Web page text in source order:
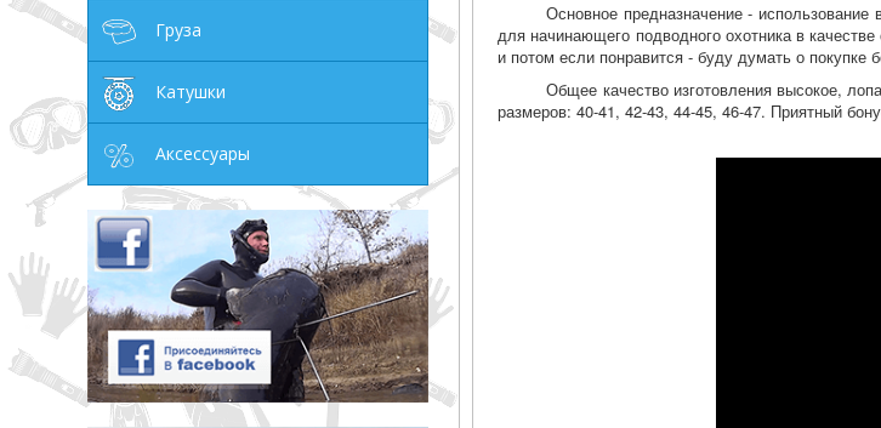
Груза
Катушки
Аксессуары
Основное предназначение -
для начинающего подводного охотника в
и потом если понравится - буду думать о покупке
Общее качество изготовления высокое,
размеров: 40-41, 42-43, 44-45, 46-47. Приятный